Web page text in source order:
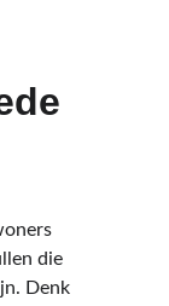
die
Denk